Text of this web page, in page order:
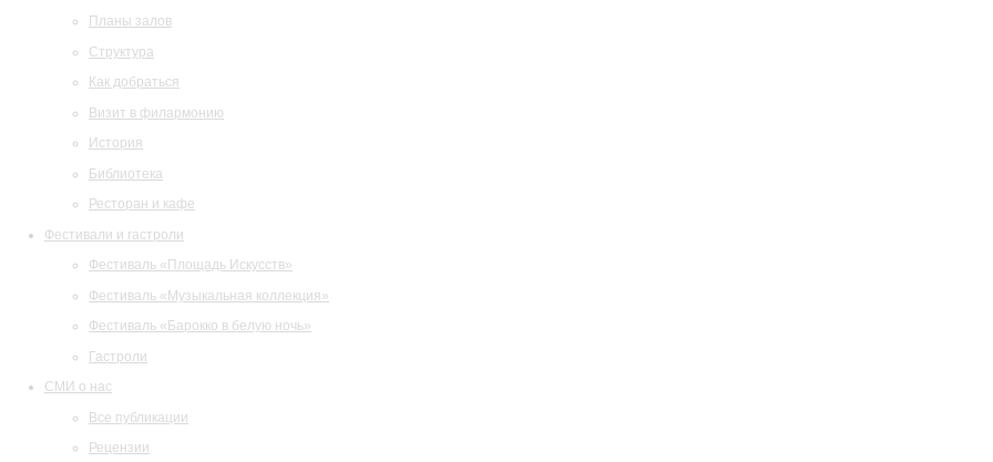
Планы залов
Структура
Как добраться
Визит в филармонию
История
Библиотека
Ресторан и кафе
Фестивали и гастроли
Фестиваль «Площадь Искусств»
Фестиваль «Музыкальная коллекция»
Фестиваль «Барокко в белую ночь»
Гастроли
СМИ о нас
Все публикации
Рецензии